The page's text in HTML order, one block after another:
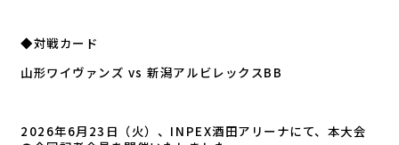
◆対戦カード
山形ワイヴァンズ vs 新潟アルビレックスBB
2026年6月23日（火）、INPEX酒田アリーナにて、本大会